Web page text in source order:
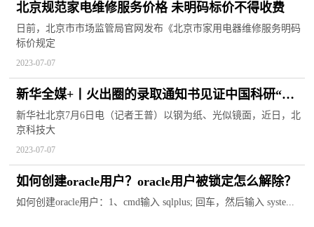
北京规范家电维修服务价格 未明码标价不得收费
日前，北京市市场监管局官网发布《北京市家用电器维修服务明码
标价规定
2023-07-07
新华全媒+丨火出圈的录取通知书见证中国科研“逆
袭之路”
新华社北京7月6日电（记者王普）以钢为纸、光似镜面，近日，北
京科技大
2023-07-07
如何创建oracle用户？oracle用户被锁定怎么解除？
如何创建oracle用户：1、cmd输入 sqlplus; 回车，然后输入 syste...